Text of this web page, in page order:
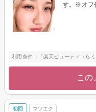
す。※オフ
利用条件：「楽天ビューティ（ら
この
初回 マツエク